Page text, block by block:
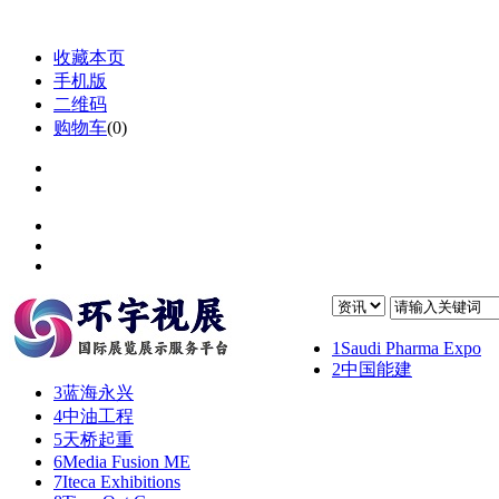
收藏本页
手机版
二维码
购物车(0)
1 Saudi Pharma Expo
2中国能建
3蓝海永兴
4中油工程
5天桥起重
6Media Fusion ME
7Iteca Exhibitions